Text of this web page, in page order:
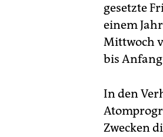
gesetzte
einem
Mittwoch
bis
In den
Zwecken